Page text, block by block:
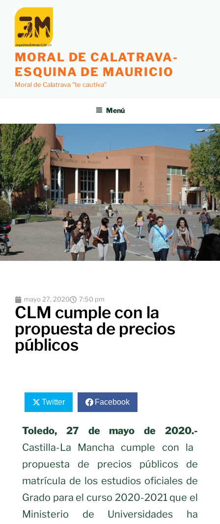
MORAL DE CALATRAVA-
ESQUINA DE MAURICIO
Moral de Calatrava "te cautiva"
Menú
mayo 27, 2020 7:50 pm
CLM cumple con la
propuesta de precios
públicos
Twitter Facebook
Toledo, 27 de mayo de 2020.-
Castilla-La Mancha cumple con la
propuesta de precios públicos de
matrícula de los estudios oficiales de
Grado para el curso 2020-2021 que el
Ministerio de Universidades ha